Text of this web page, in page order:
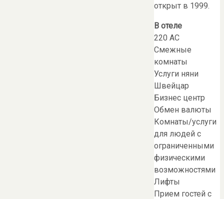
открыт в 1999.
В отеле
220 AC
Смежные
комнаты
Услуги няни
Швейцар
Бизнес центр
Обмен валюты
Комнаты/услуги
для людей с
ограниченными
физическими
возможностями
Лифты
Прием гостей с